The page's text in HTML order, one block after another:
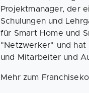
Projektmanager, der
Schulungen und
für Smart Home und
"Netzwerker" und
und Mitarbeiter und
Mehr zum